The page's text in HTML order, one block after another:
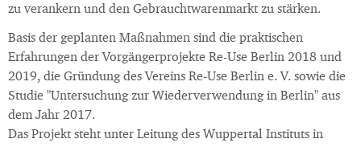
zu verankern und den Gebrauchtwarenmarkt zu stärken.
Basis der geplanten Maßnahmen sind die praktischen
Erfahrungen der Vorgängerprojekte Re-Use Berlin 2018 und
2019, die Gründung des Vereins Re-Use Berlin e. V. sowie die
Studie "Untersuchung zur Wiederverwendung in Berlin" aus
dem Jahr 2017.
Das Projekt steht unter Leitung des Wuppertal Instituts in